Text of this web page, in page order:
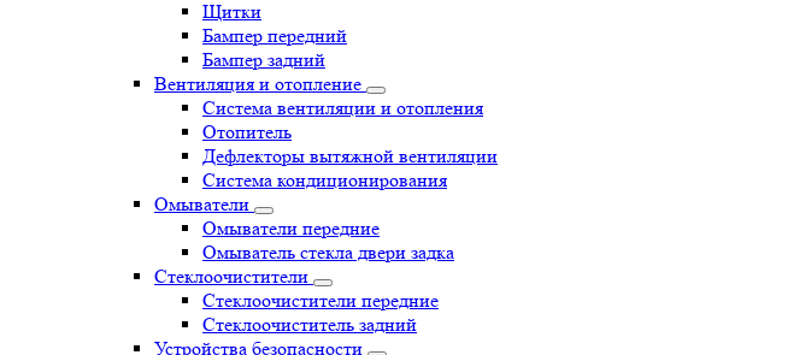
Щитки
Бампер передний
Бампер задний
Вентиляция и отопление
Система вентиляции и отопления
Отопитель
Дефлекторы вытяжной вентиляции
Система кондиционирования
Омыватели
Омыватели передние
Омыватель стекла двери задка
Стеклоочистители
Стеклоочистители передние
Стеклоочиститель задний
Устройства безопасности